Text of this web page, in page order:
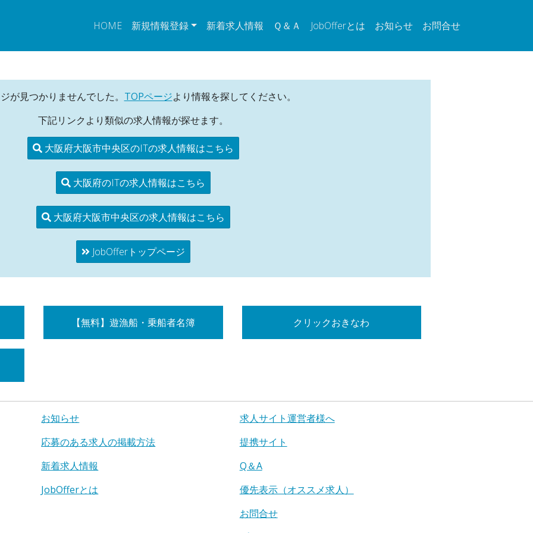
HOME 新規情報登録 新着求人情報 Ｑ＆Ａ JobOfferとは お知らせ お問合せ
が見つかりませんでした。 TOPページより情報を探してください。
下記リンクより類似の求人情報が探せます。
大阪府大阪市中央区のITの求人情報はこちら
大阪府のITの求人情報はこちら
大阪府大阪市中央区の求人情報はこちら
JobOfferトップページ
【無料】遊漁船・乗船者名簿 クリックおきなわ
お知らせ
応募のある求人の掲載方法
新着求人情報
JobOfferとは
求人サイト運営者様へ
提携サイト
Q＆A
優先表示（オススメ求人）
お問合せ